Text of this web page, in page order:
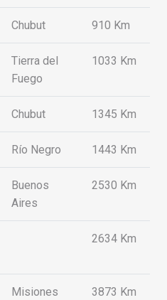
Chubut 910 Km
Tierra del
Fuego
1033 Km
Chubut 1345 Km
Río Negro 1443 Km
Buenos
Aires
2530 Km
2634 Km
Misiones 3873 Km